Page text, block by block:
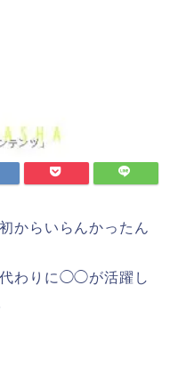
からいらんかったん
わりに◯◯が活躍し